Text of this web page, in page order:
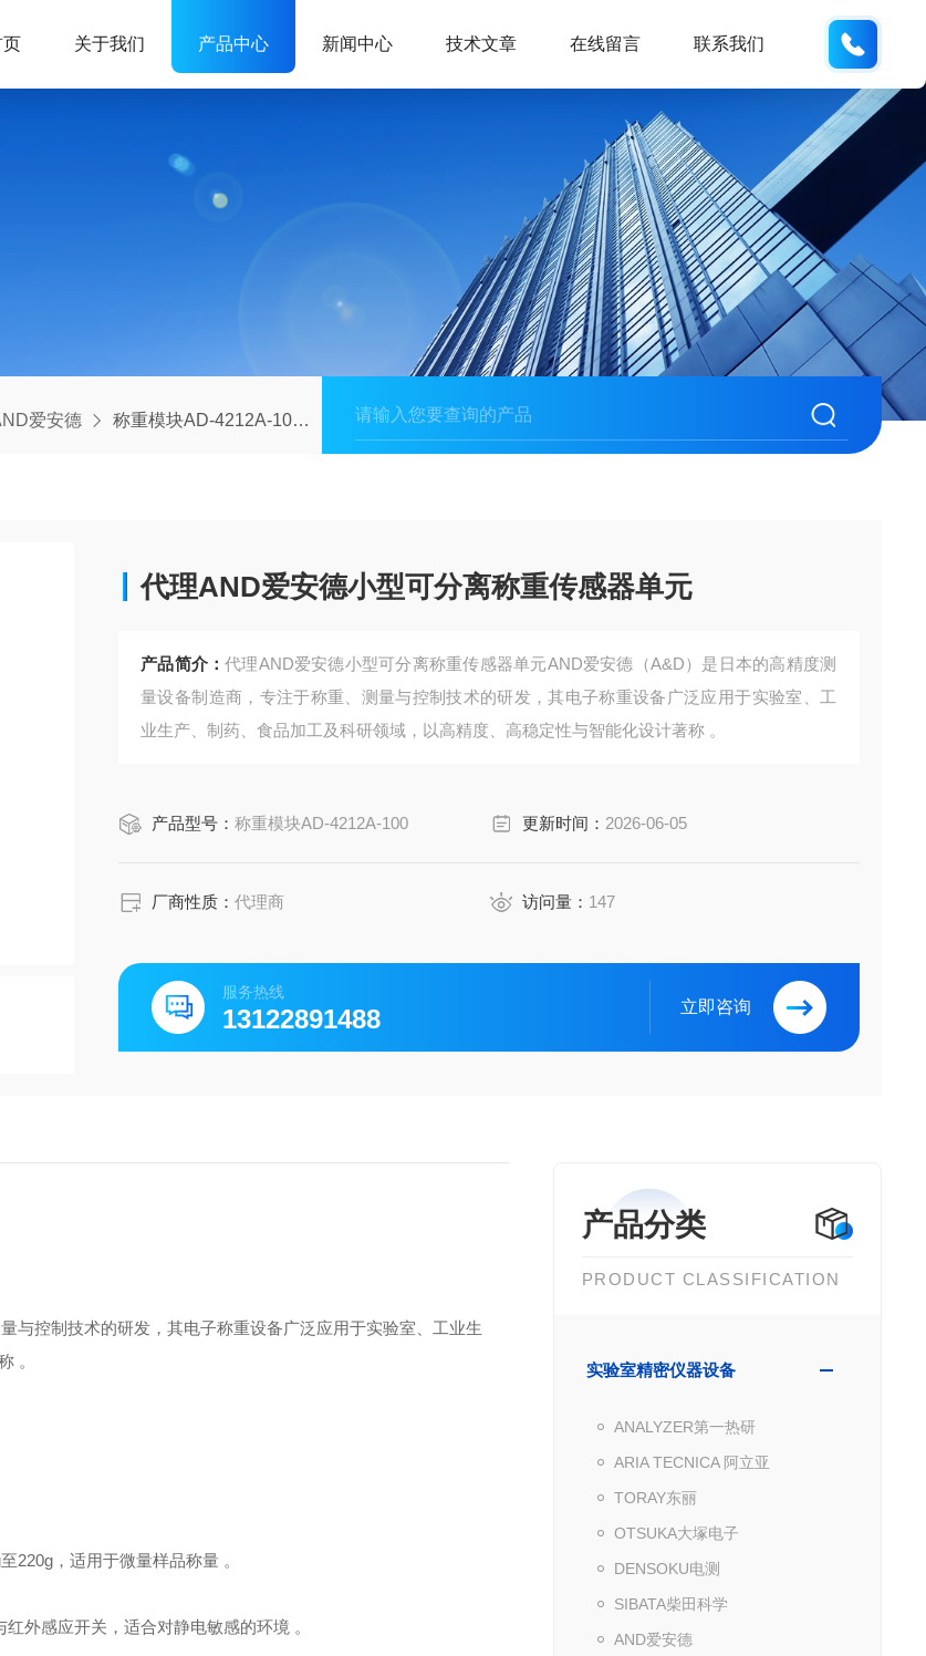
页 关于我们 产品中心 新闻中心 技术文章 在线留言 联系我们
爱安德 称重模块AD-4212A-100代理AND爱安德小型可分离称重传感器单元
代理AND爱安德小型可分离称重传感器单元
产品简介：代理AND爱安德小型可分离称重传感器单元AND爱安德‌（A&D）是日本的高精度测
量设备制造商，专注于称重、测量与控制技术的研发，其电子称重设备广泛应用于‌实验室、工
业生产、制药、食品加工及科研领域‌，以高精度、高稳定性与智能化设计著称 。
产品型号：称重模块AD-4212A-100 更新时间： 2026-06-05
厂商性质：代理商 访问量： 147
服务热线
13122891488 立即咨询
产品分类
PRODUCT CLASSIFICATION
实验室精密仪器设备
ANALYZER第一热研
ARIA TECNICA 阿立亚
TORAY东丽
OTSUKA大塚电子
DENSOKU电测
SIBATA柴田科学
AND爱安德
与控制技术的研发，其电子称重设备广泛应用于‌实验室、工业生
。
220g，适用于微量样品称量 。
外感应开关，适合对静电敏感的环境 。